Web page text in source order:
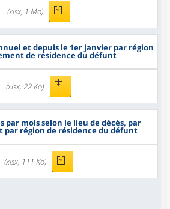
(xlsx, 1 Mo)
et depuis le 1er janvier par région
de résidence du défunt
(xlsx, 22 Ko)
par mois selon le lieu de décès, par
région de résidence du défunt
(xlsx, 111 Ko)